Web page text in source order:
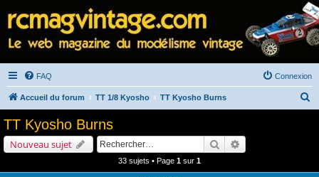
FAQ Connexion
Accueil du forum TT 1/8 Kyosho TT Kyosho Burns
TT Kyosho Burns
Nouveau sujet Rechercher
33 sujets • Page 1 sur 1